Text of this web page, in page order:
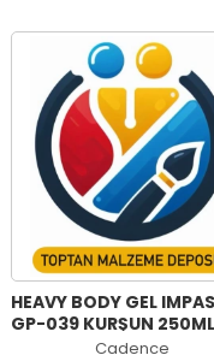
HEAVY BODY GEL
GP-039 KURŞUN 250ML
Cadence